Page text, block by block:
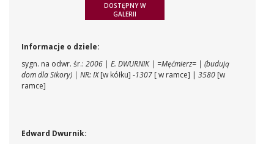
DOSTĘPNY W
GALERII
Informacje o dziele:
sygn. na odwr. śr.: 2006 | E. DWURNIK | =Męćmierz= | (budują
dom dla Sikory) | NR: IX[w kółku] -1307 [ w ramce] | 3580 [w
ramce]
Edward Dwurnik: